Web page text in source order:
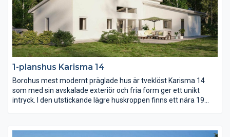
1-planshus Karisma 14
Borohus mest modernt präglade hus är tveklöst Karisma 14
som med sin avskalade exteriör och fria form ger ett unikt
intryck. I den utstickande lägre huskroppen finns ett nära 19
som en effekt av det höga snedtaket.